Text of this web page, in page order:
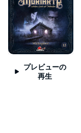
プレビューの
再生